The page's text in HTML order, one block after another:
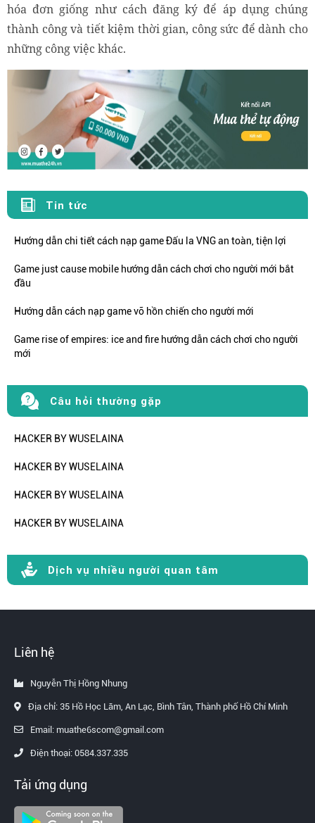
hóa đơn giống như cách đăng ký để áp dụng chúng
thành công và tiết kiệm thời gian, công sức để dành cho
những công việc khác.
Tin tức
Hướng dẫn chi tiết cách nạp game Đấu la VNG an toàn, tiện lợi
Game just cause mobile hướng dẫn cách chơi cho người mới bắt
đầu
Hướng dẫn cách nạp game võ hồn chiến cho người mới
Game rise of empires: ice and fire hướng dẫn cách chơi cho người
mới
Câu hỏi thường gặp
HACKER BY WUSELAINA
HACKER BY WUSELAINA
HACKER BY WUSELAINA
HACKER BY WUSELAINA
Dịch vụ nhiều người quan tâm
Liên hệ
Nguyễn Thị Hồng Nhung
Địa chỉ: 35 Hồ Học Lãm, An Lạc, Bình Tân, Thành phố Hồ Chí Minh
Email: muathe6scom@gmail.com
Điện thoại: 0584.337.335
Tải ứng dụng